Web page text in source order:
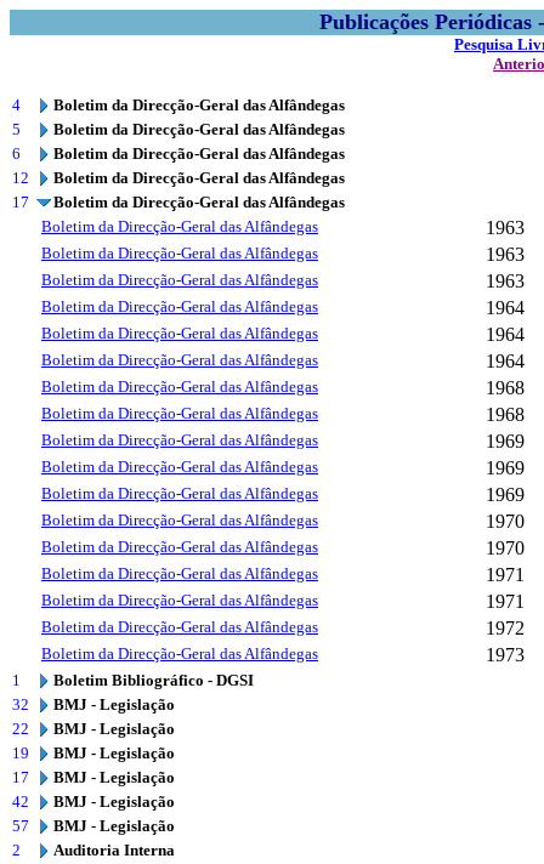
Publicações
Pesquisa
4
Boletim da Direcção-Geral das Alfândegas
5
Boletim da Direcção-Geral das Alfândegas
6
Boletim da Direcção-Geral das Alfândegas
12
Boletim da Direcção-Geral das Alfândegas
17
Boletim da Direcção-Geral das Alfândegas
Boletim da Direcção-Geral das Alfândegas
1963
Boletim da Direcção-Geral das Alfândegas 1963
Boletim da Direcção-Geral das Alfândegas 1963
Boletim da Direcção-Geral das Alfândegas 1964
Boletim da Direcção-Geral das Alfândegas 1964
Boletim da Direcção-Geral das Alfândegas 1964
Boletim da Direcção-Geral das Alfândegas 1968
Boletim da Direcção-Geral das Alfândegas 1968
Boletim da Direcção-Geral das Alfândegas 1969
Boletim da Direcção-Geral das Alfândegas 1969
Boletim da Direcção-Geral das Alfândegas 1969
Boletim da Direcção-Geral das Alfândegas 1970
Boletim da Direcção-Geral das Alfândegas 1970
Boletim da Direcção-Geral das Alfândegas 1971
Boletim da Direcção-Geral das Alfândegas 1971
Boletim da Direcção-Geral das Alfândegas 1972
Boletim da Direcção-Geral das Alfândegas 1973
1
Boletim Bibliográfico - DGSI
32
BMJ - Legislação
22
BMJ - Legislação
19
BMJ - Legislação
17
BMJ - Legislação
42
BMJ - Legislação
57
BMJ - Legislação
2
Auditoria Interna